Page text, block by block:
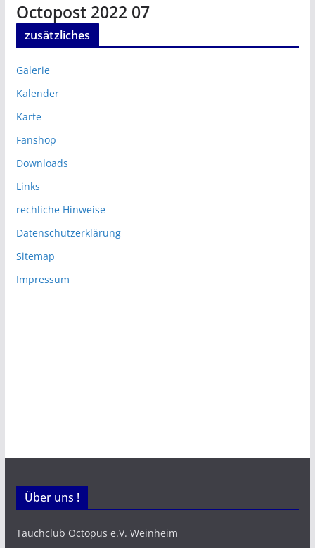
Octopost 2022 07
zusätzliches
Galerie
Kalender
Karte
Fanshop
Downloads
Links
rechliche Hinweise
Datenschutzerklärung
Sitemap
Impressum
Über uns !
Tauchclub Octopus e.V. Weinheim